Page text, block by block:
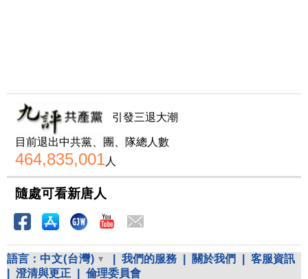
引發三退大潮
目前退出中共黨、團、隊總人數
464,835,001人
隨處可看新唐人
語言： 中文(台灣) 我們的服務 關於我們
客服資訊
澄清與更正 倫理委員會